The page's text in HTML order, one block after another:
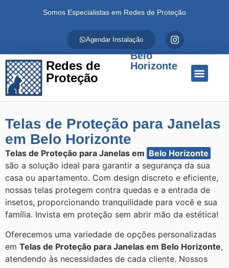
Somos Especialistas em Redes de Proteção
Agendar Instalação
Redes de
Proteção
Belo
Horizonte
Telas de Proteção para Janelas
em Belo Horizonte
Telas de Proteção para Janelas em Belo Horizonte
são a solução ideal para garantir a segurança da sua
casa ou apartamento. Com design discreto e eficiente,
nossas telas protegem contra quedas e a entrada de
insetos, proporcionando tranquilidade para você e sua
família. Invista em proteção sem abrir mão da estética!
Oferecemos uma variedade de opções personalizadas
em Telas de Proteção para Janelas em Belo Horizonte,
atendendo às necessidades de cada cliente. Nossos